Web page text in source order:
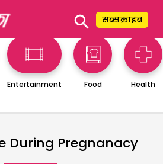
⚲ सब्सक्राइब
Entertainment Food Health
During Pregnanacy